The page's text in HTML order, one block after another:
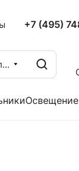
+7 (495)
Каталог